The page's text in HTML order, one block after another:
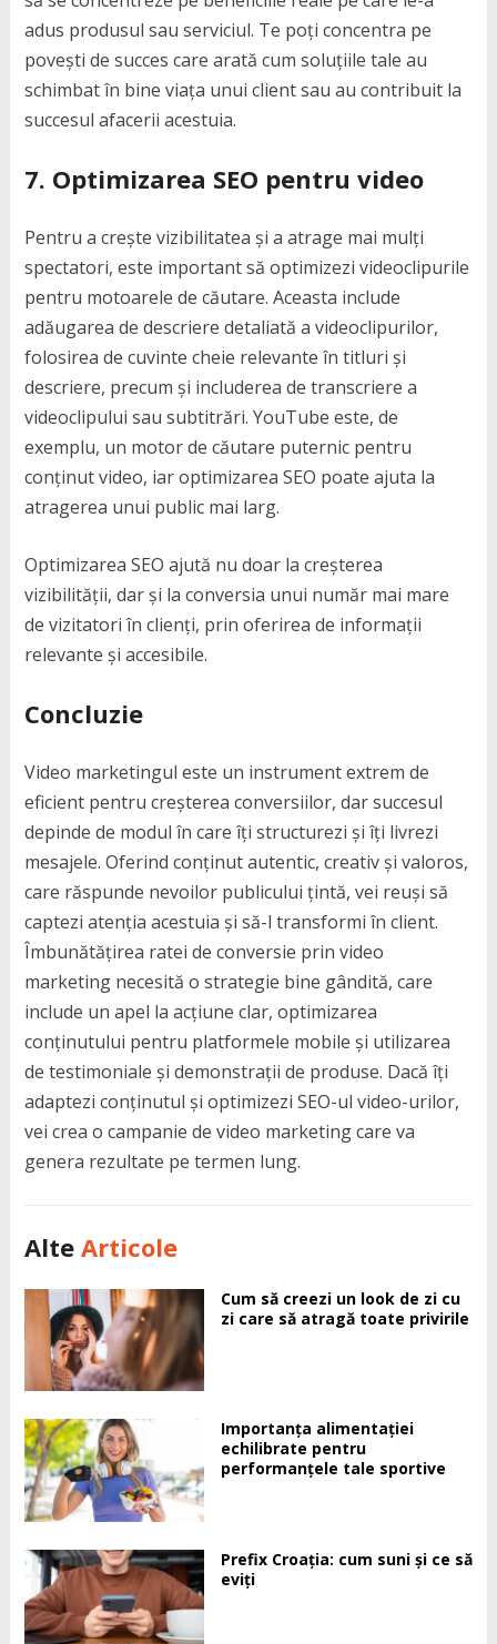
adus produsul sau serviciul. Te poți concentra pe
povești de succes care arată cum soluțiile tale au
schimbat în bine viața unui client sau au contribuit la
succesul afacerii acestuia.
7. Optimizarea SEO pentru video
Pentru a crește vizibilitatea și a atrage mai mulți
spectatori, este important să optimizezi videoclipurile
pentru motoarele de căutare. Aceasta include
adăugarea de descriere detaliată a videoclipurilor,
folosirea de cuvinte cheie relevante în titluri și
descriere, precum și includerea de transcriere a
videoclipului sau subtitrări. YouTube este, de
exemplu, un motor de căutare puternic pentru
conținut video, iar optimizarea SEO poate ajuta la
atragerea unui public mai larg.
Optimizarea SEO ajută nu doar la creșterea
vizibilității, dar și la conversia unui număr mai mare
de vizitatori în clienți, prin oferirea de informații
relevante și accesibile.
Concluzie
Video marketingul este un instrument extrem de
eficient pentru creșterea conversiilor, dar succesul
depinde de modul în care îți structurezi și îți livrezi
mesajele. Oferind conținut autentic, creativ și valoros,
care răspunde nevoilor publicului țintă, vei reuși să
captezi atenția acestuia și să-l transformi în client.
Îmbunătățirea ratei de conversie prin video
marketing necesită o strategie bine gândită, care
include un apel la acțiune clar, optimizarea
conținutului pentru platformele mobile și utilizarea
de testimoniale și demonstrații de produse. Dacă îți
adaptezi conținutul și optimizezi SEO-ul video-urilor,
vei crea o campanie de video marketing care va
genera rezultate pe termen lung.
Alte Articole
Cum să creezi un look de zi cu
zi care să atragă toate privirile
Importanța alimentației
echilibrate pentru
performanțele tale sportive
Prefix Croația: cum suni și ce să
eviți